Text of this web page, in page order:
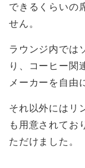
できるくらいの
せん。
ラウンジ内では
り、コーヒー関
メーカーを自由
それ以外にはリ
も用意されてお
ただけました。